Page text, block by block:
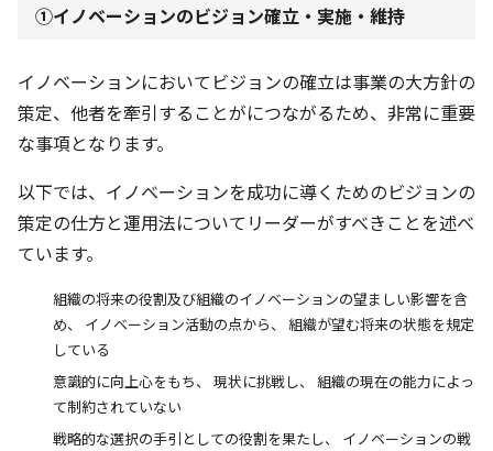
①イノベーションのビジョン確立・実施・維持
イノベーションにおいてビジョンの確立は事業の大方針の
策定、他者を牽引することがにつながるため、非常に重要
な事項となります。
以下では、イノベーションを成功に導くためのビジョンの
策定の仕方と運用法についてリーダーがすべきことを述べ
ています。
組織の将来の役割及び組織のイノベーションの望ましい影響を含
め、 イノベーション活動の点から、 組織が望む将来の状態を規定
している
意識的に向上心をもち、 現状に挑戦し、 組織の現在の能力によっ
て制約されていない
戦略的な選択の手引としての役割を果たし、 イノベーションの戦